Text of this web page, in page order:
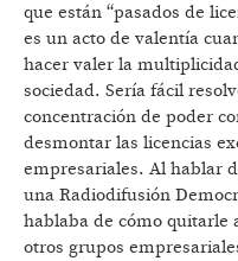
que están “pasados de
es un acto de valentía
hacer valer la
sociedad. Sería fácil
concentración de poder
desmontar las licencias
empresariales. Al hablar
una Radiodifusión
hablaba de cómo quitarle
otros grupos